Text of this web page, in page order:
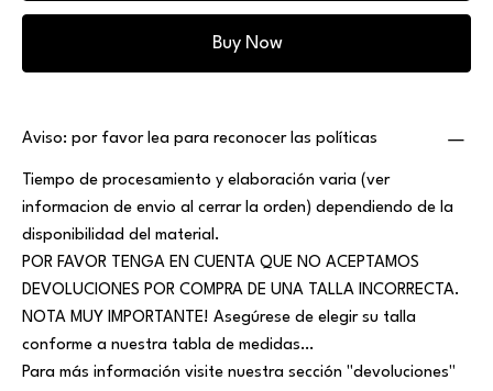
Buy Now
Aviso: por favor lea para reconocer las políticas
Tiempo de procesamiento y elaboración varia (ver
informacion de envio al cerrar la orden) dependiendo de la
disponibilidad del material.
POR FAVOR TENGA EN CUENTA QUE NO ACEPTAMOS
DEVOLUCIONES POR COMPRA DE UNA TALLA INCORRECTA.
NOTA MUY IMPORTANTE! Asegúrese de elegir su talla
conforme a nuestra tabla de medidas…
Para más información visite nuestra sección "devoluciones"